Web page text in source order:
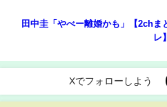
田中圭「やべー離婚かも」【2chま
レ
Xでフォローしよう